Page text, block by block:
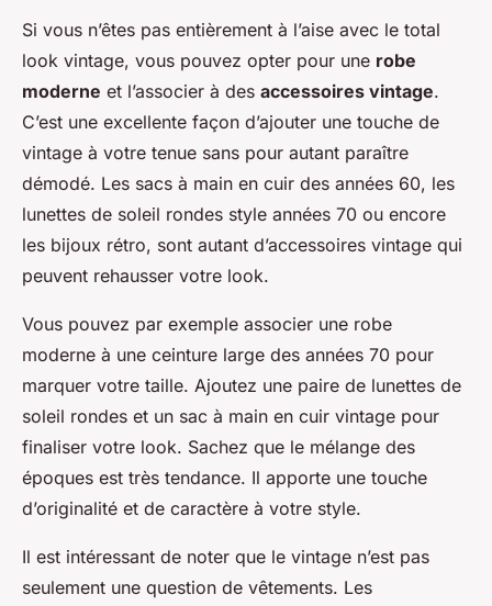
Si vous n’êtes pas entièrement à l’aise avec le total
look vintage, vous pouvez opter pour une robe
moderne et l’associer à des accessoires vintage.
C’est une excellente façon d’ajouter une touche de
vintage à votre tenue sans pour autant paraître
démodé. Les sacs à main en cuir des années 60, les
lunettes de soleil rondes style années 70 ou encore
les bijoux rétro, sont autant d’accessoires vintage qui
peuvent rehausser votre look.
Vous pouvez par exemple associer une robe
moderne à une ceinture large des années 70 pour
marquer votre taille. Ajoutez une paire de lunettes de
soleil rondes et un sac à main en cuir vintage pour
finaliser votre look. Sachez que le mélange des
époques est très tendance. Il apporte une touche
d’originalité et de caractère à votre style.
Il est intéressant de noter que le vintage n’est pas
seulement une question de vêtements. Les